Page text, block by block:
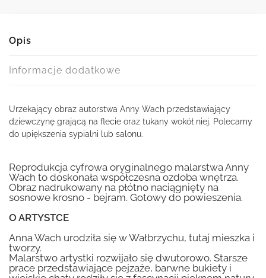
Opis
Informacje dodatkowe
Urzekający obraz autorstwa Anny Wach przedstawiający
dziewczynę grającą na flecie oraz tukany wokół niej. Polecamy
do upiększenia sypialni lub salonu.
Reprodukcja cyfrowa oryginalnego malarstwa Anny
Wach to doskonała współczesna ozdoba wnętrza.
Obraz nadrukowany na płótno naciągnięty na
sosnowe krosno - bejram. Gotowy do powieszenia.
O ARTYSTCE
Anna Wach urodziła się w Wałbrzychu, tutaj mieszka i
tworzy.
Malarstwo artystki rozwijało się dwutorowo. Starsze
prace przedstawiające pejzaże, barwne bukiety i